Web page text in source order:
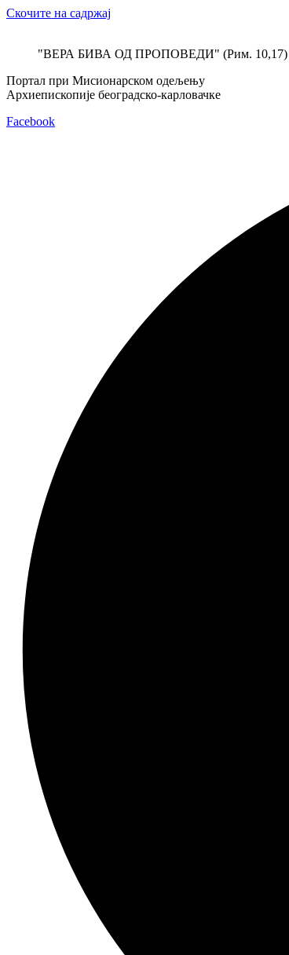
Скочите на садржај
"ВЕРА БИВА ОД ПРОПОВЕДИ" (Рим. 10,17)
Портал при Мисионарском одељењу
Архиепископије београдско-карловачке
Facebook